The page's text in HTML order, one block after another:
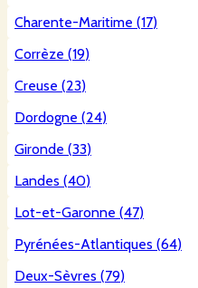
Charente-Maritime (17)
Corrèze (19)
Creuse (23)
Dordogne (24)
Gironde (33)
Landes (40)
Lot-et-Garonne (47)
Pyrénées-Atlantiques (64)
Deux-Sèvres (79)